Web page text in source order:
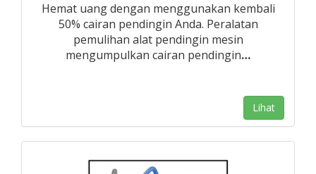
Hemat uang dengan menggunakan kembali
50% cairan pendingin Anda. Peralatan
pemulihan alat pendingin mesin
mengumpulkan cairan pendingin…
Lihat